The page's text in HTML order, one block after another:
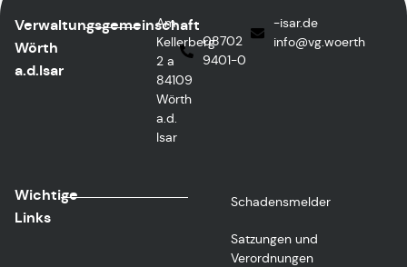
Verwaltungsgemeinschaft
Wörth
a.d.Isar
Am
Kellerberg
2 a
84109
Wörth
a.d.
Isar
08702
9401-0
ed.rasi-
htreow.gv
@ofni
Wichtige
Links
Schadensmelder
Satzungen und
Verordnungen